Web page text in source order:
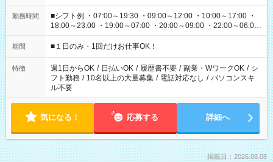
勤務時間
■シフト例 ・07:00～19:30 ・09:00～12:00 ・10:00～17:00 ・
18:00～23:00 ・19:00～07:00 ・20:00～09:00 ・22:00～06:00
etc ★最短で3時間で5,120円のお仕事から 15時間で2万円近く稼
げるお仕事も！ ご希望のお時間に合わせてご紹介！ ※シフトは
ください！
期間 ■１日のみ・1回だけお仕事OK！
特徴 週1日からOK / 日払いOK / 履歴書不要 / 副業・WワークOK / シ
フト勤務 / 10名以上の大量募集 / 電話対応なし / パソコンスキ
ル不要
気になる！ 応募する 詳細へ
掲載日：2026.08.08